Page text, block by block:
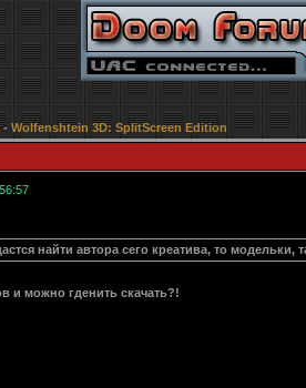
- Wolfenshtein 3D: SplitScreen Edition
найти автора сего креатива, то модельки,
и можно гденить скачать?!